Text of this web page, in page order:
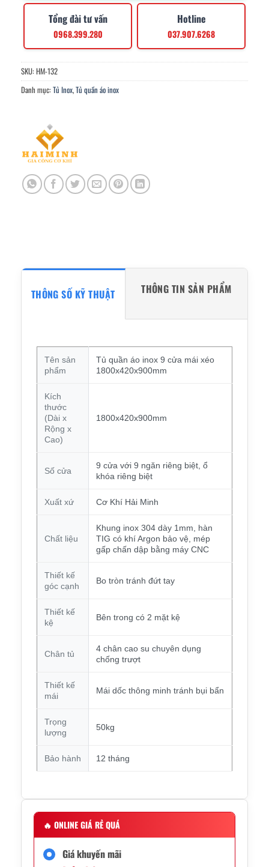
Tổng đài tư vấn
0968.399.280
Hotline
037.907.6268
SKU: HM-132
Danh mục: Tủ Inox,Tủ quần áo inox
THÔNG SỐ KỸ THUẬT THÔNG TIN SẢN PHẨM
Tên sản
phẩm
Tủ quần áo inox 9 cửa mái xéo
1800x420x900mm
Kích
thước
(Dài x
Rộng x
Cao)
1800x420x900mm
Số cửa
9 cửa với 9 ngăn riêng biệt, ổ
khóa riêng biệt
Xuất xứ Cơ Khí Hải Minh
Chất liệu
Khung inox 304 dày 1mm, hàn
TIG có khí Argon bảo vệ, mép
gấp chấn dập bằng máy CNC
Thiết kế
góc cạnh
Bo tròn tránh đứt tay
Thiết kế
kệ
Bên trong có 2 mặt kệ
Chân tủ
4 chân cao su chuyên dụng
chống trượt
Thiết kế
mái
Mái dốc thông minh tránh bụi bẩn
Trọng
lượng
50kg
Bảo hành 12 tháng
🔥 ONLINE GIÁ RẺ QUÁ
Giá khuyến mãi